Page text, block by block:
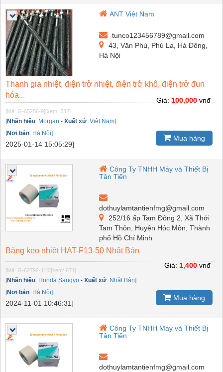
ANT Việt Nam
tunco123456789@gmail.com
43, Văn Phú, Phú La, Hà Đông,
Hà Nội
Thanh gia nhiệt, điện trở nhiệt, điện trở khô, điện trở đun
hóa...
[Mã: G-65256-9] [xem: 732]
[Nhãn hiệu: Morgan - Xuất xứ: Việt Nam]
[Nơi bán: Hà Nội]
2025-01-14 15:05:29]
Giá:100,000vnđ
Mua hàng
Công Ty TNHH Máy và Thiết Bị
Tân Tiến
dothuylamtantienfmg@gmail.com
252/16 ấp Tam Đông 2, Xã Thới
Tam Thôn, Huyện Hóc Môn, Thành
phố Hồ Chí Minh
Băng keo nhiệt HAT-F13-50 Nhật Bản
[Mã: G-62792-116] [xem: 671]
[Nhãn hiệu: Honda Sangyo - Xuất xứ: Nhật Bản]
[Nơi bán: Hà Nội]
2024-11-01 10:46:31]
Giá: 1,400 vnđ
Mua hàng
Công Ty TNHH Máy và Thiết Bị
Tân Tiến
dothuylamtantienfmg@gmail.com